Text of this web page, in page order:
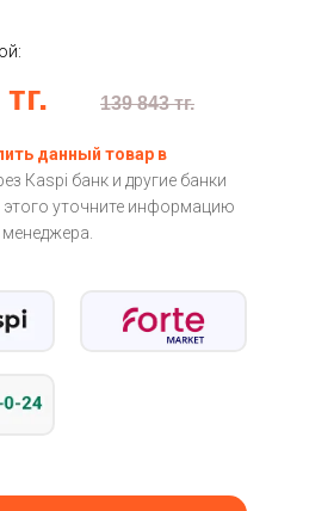
данный товар в
Кaspi банк и другие банки
этого уточните информацию
139 843 тг.